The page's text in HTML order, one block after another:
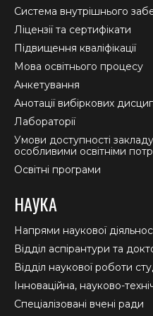
new
window
new
window
new
window
Система внутрішнього
Ліцензії та сертифікати
Підвищення кваліфікації
Мова освітнього процесу
Анкетування
Анотації вибіркових
Лабораторії
Умови доступності
особливими освітніми
Освітні програми
НАУКА
Напрями наукової
Відділ аспірантури та
Відділ наукової роботи
Інноваційна, науково-
Спеціалізовані вчені ради